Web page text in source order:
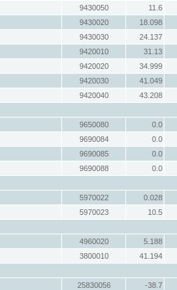
9430050
11.6
9430020
18.098
9430030
24.137
9420010
31.13
9420020
34.999
9420030
41.049
9420040
43.208
9650080
0.0
9690084
0.0
9690085
0.0
9690088
0.0
5970022
0.028
5970023
10.5
4960020
5.188
3800010
41.194
25830056
-38.7